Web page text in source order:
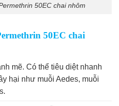
50EC chai nhôm
50EC chai
mẽ. Có thể tiêu diệt nhanh
hại như muỗi Aedes, muỗi